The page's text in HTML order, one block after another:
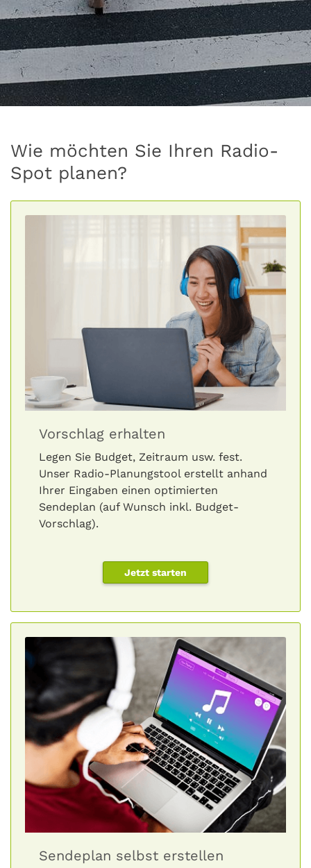
Wie möchten Sie Ihren Radio-
Spot planen?
Vorschlag erhalten
Legen Sie Budget, Zeitraum usw. fest.
Unser Radio-Planungstool erstellt anhand
Ihrer Eingaben einen optimierten
Sendeplan (auf Wunsch inkl. Budget-
Vorschlag).
Jetzt starten
Sendeplan selbst erstellen